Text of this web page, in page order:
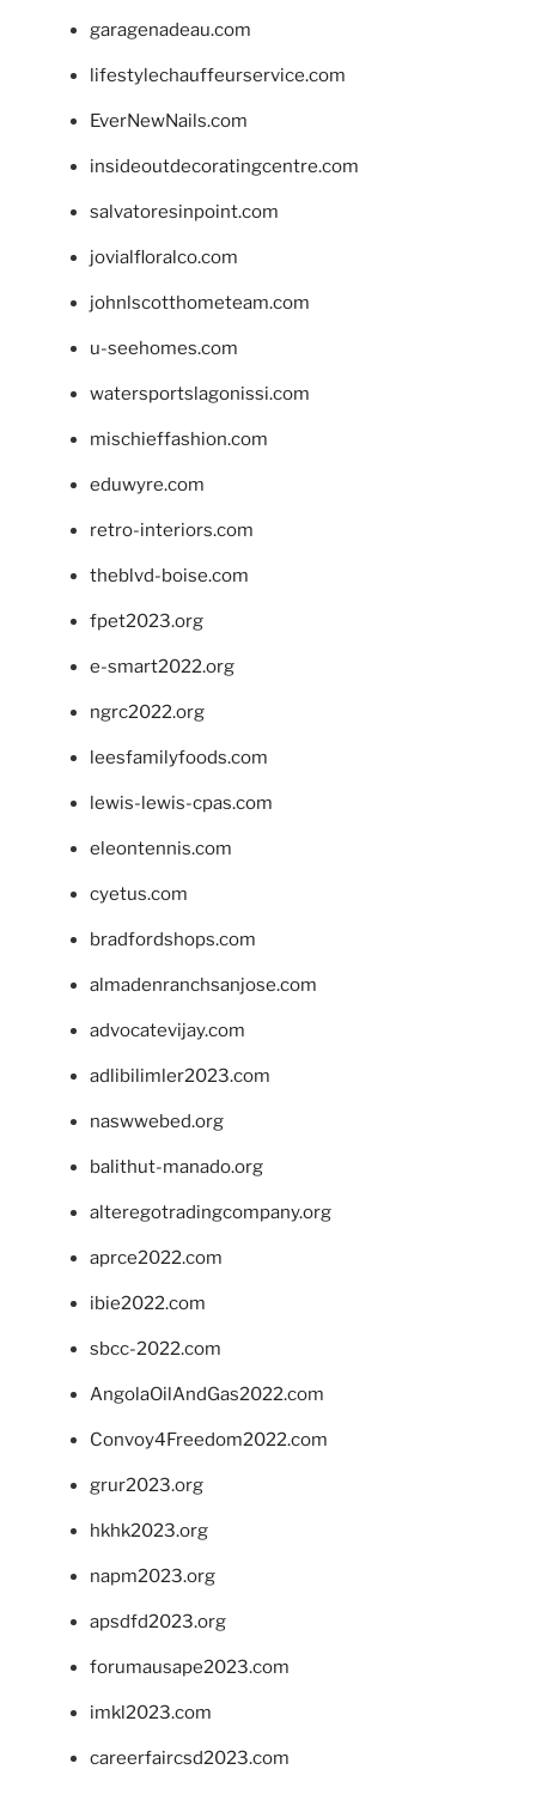
garagenadeau.com
lifestylechauffeurservice.com
EverNewNails.com
insideoutdecoratingcentre.com
salvatoresinpoint.com
jovialfloralco.com
johnlscotthometeam.com
u-seehomes.com
watersportslagonissi.com
mischieffashion.com
eduwyre.com
retro-interiors.com
theblvd-boise.com
fpet2023.org
e-smart2022.org
ngrc2022.org
leesfamilyfoods.com
lewis-lewis-cpas.com
eleontennis.com
cyetus.com
bradfordshops.com
almadenranchsanjose.com
advocatevijay.com
adlibilimler2023.com
naswwebed.org
balithut-manado.org
alteregotradingcompany.org
aprce2022.com
ibie2022.com
sbcc-2022.com
AngolaOilAndGas2022.com
Convoy4Freedom2022.com
grur2023.org
hkhk2023.org
napm2023.org
apsdfd2023.org
forumausape2023.com
imkl2023.com
careerfaircsd2023.com